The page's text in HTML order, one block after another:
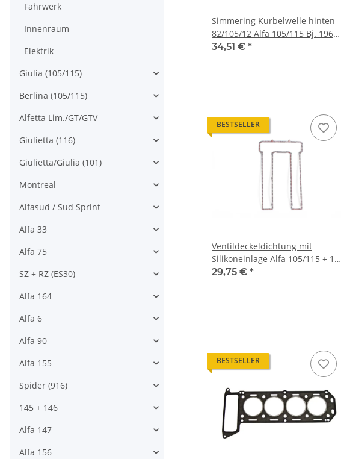
Simmering Kurbelwelle hinten
82/105/12 Alfa 105/115 Bj. 1962-
1989 Originalqualität NEU
34,51 € *
BESTSELLER
Ventildeckeldichtung mit
Silikoneinlage Alfa 105/115 + 116
4-Zyl. NEU
29,75 € *
BESTSELLER
Fahrwerk
Innenraum
Elektrik
Giulia (105/115)
Berlina (105/115)
Alfetta Lim./GT/GTV
Giulietta (116)
Giulietta/Giulia (101)
Montreal
Alfasud / Sud Sprint
Alfa 33
Alfa 75
SZ + RZ (ES30)
Alfa 164
Alfa 6
Alfa 90
Alfa 155
Spider (916)
145 + 146
Alfa 147
Alfa 156